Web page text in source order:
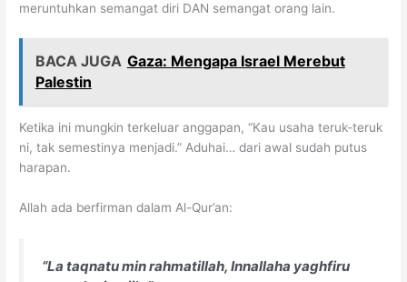
meruntuhkan semangat diri DAN semangat orang lain.
BACA JUGA Gaza: Mengapa Israel Merebut
Palestin
Ketika ini mungkin terkeluar anggapan, “Kau usaha teruk-teruk
ni, tak semestinya menjadi.” Aduhai… dari awal sudah putus
harapan.
Allah ada berfirman dalam Al-Qur’an:
“La taqnatu min rahmatillah, Innallaha yaghfiru